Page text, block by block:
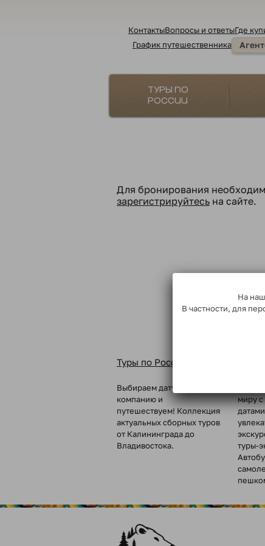
КонтактыВопросы и ответыГде
График путешественника
Туры по
России
Для бронирования
зарегистрируйтесь на сайте.
Туры по России
Выбираем дату, собираем
компанию и
путешествуем! Коллекция
актуальных сборных туров
от Калининграда до
Владивостока.
миру с
туры-
На
В частности, для